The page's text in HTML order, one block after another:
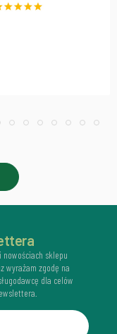
sklepu
wyrażam zgodę na
dla celów